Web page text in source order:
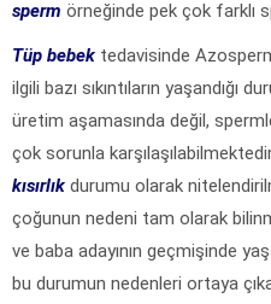
sperm örneğinde pek çok farklı
Tüp bebek tedavisinde
ilgili bazı sıkıntıların yaşandığı
üretim aşamasında değil,
çok sorunla
kısırlık durumu olarak
çoğunun nedeni tam olarak
ve baba adayının geçmişinde
bu durumun nedenleri ortaya